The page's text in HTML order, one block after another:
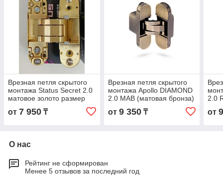
Врезная петля скрытого
монтажа Status Secret 2.0
матовое золото размер
от 7 950 ₸
Врезная петля скрытого
монтажа Apollo DIAMOND
2.0 MAB (матовая бронза)
размер 110*30 мм
от 9 350₸
2.0
мм.
от
О нас
Рейтинг не сформирован
Менее 5 отзывов за последний год